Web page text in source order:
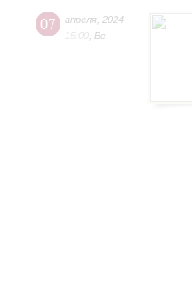
07 апреля 2024
15:00 Вс